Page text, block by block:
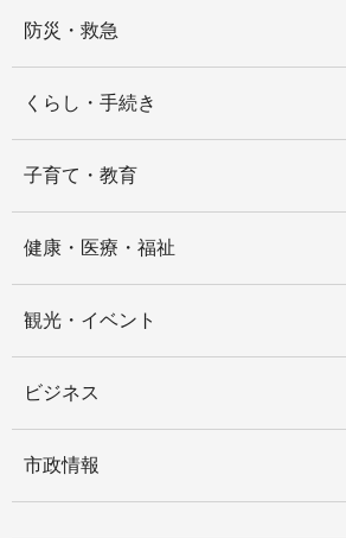
防災・救急
くらし・手続き
子育て・教育
健康・医療・福祉
観光・イベント
ビジネス
市政情報